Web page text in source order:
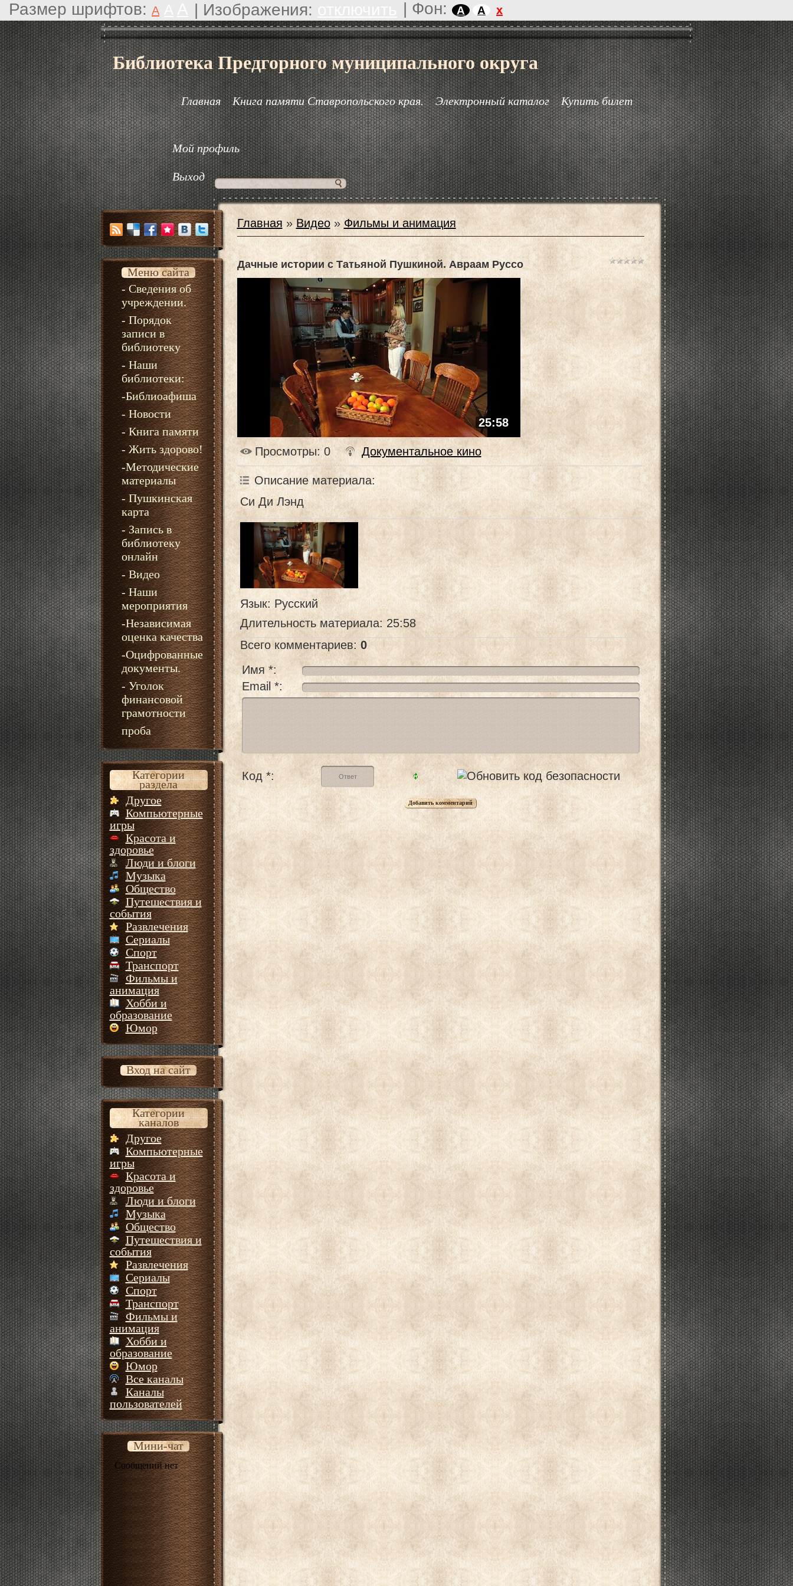
Размер шрифтов: A | Изображения: | Фон: A A x
Библиотека Предгорного муниципального округа
Главная Книга памяти Ставропольского края. Электронный каталог Купить билет
Мой профиль
Выход
Меню сайта
- Сведения об
учреждении.
- Порядок
записи в
библиотеку
- Наши
библиотеки:
-Библиоафиша
- Новости
- Книга памяти
- Жить здорово!
-Методические
материалы
- Пушкинская
карта
- Запись в
библиотеку
онлайн
- Видео
- Наши
мероприятия
-Независимая
оценка качества
-Оцифрованные
документы.
- Уголок
финансовой
грамотности
проба
Категории
раздела
Другое
Компьютерные
игры
Красота и
здоровье
Люди и блоги
Музыка
Общество
Путешествия и
события
Развлечения
Сериалы
Спорт
Транспорт
Фильмы и
анимация
Хобби и
образование
Юмор
Вход на сайт
Категории
каналов
Другое
Компьютерные
игры
Красота и
здоровье
Люди и блоги
Музыка
Общество
Путешествия и
события
Развлечения
Сериалы
Спорт
Транспорт
Фильмы и
анимация
Хобби и
образование
Юмор
Все каналы
Каналы
пользователей
Мини-чат
Главная »Видео» Фильмы и анимация
Дачные истории с Татьяной Пушкиной. Авраам Руссо
25:58
Просмотры: 0 Документальное кино
Описание материала:
Си Ди Лэнд
Язык: Русский
Длительность материала: 25:58
Всего комментариев: 0
Имя *:
Email *:
Код *: